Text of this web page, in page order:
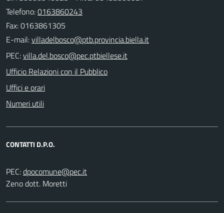
Telefono:0163860243
Fax: 0163861305
E-mail:
PEC:
Ufficio Relazioni con il Pubblico
Uffici e orari
Numeri utili
CONTATTI D.P.O.
PEC:
Zeno dott. Moretti